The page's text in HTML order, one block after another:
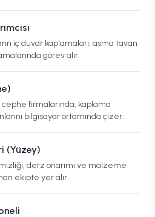
iç duvar kaplamaları, asma tavan
görev alır.
firmalarında, kaplama
bilgisayar ortamında çizer.
(Yüzey)
derz onarımı ve malzeme
ekipte yer alır.